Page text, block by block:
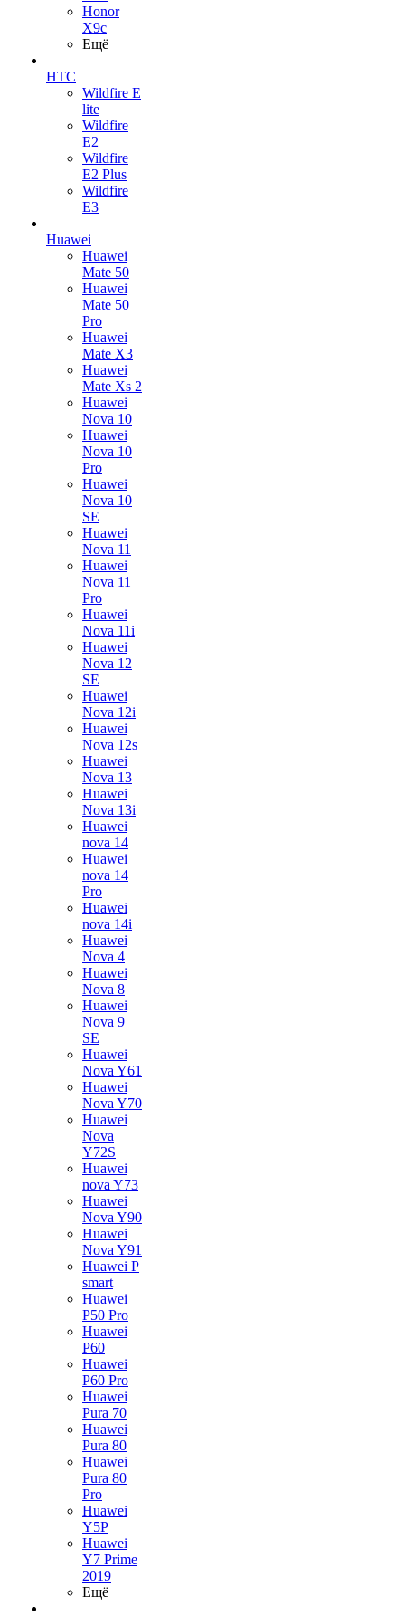
Honor
X9c
Ещё
HTC
Wildfire E
lite
Wildfire
E2
Wildfire
E2 Plus
Wildfire
E3
Huawei
Huawei
Mate 50
Huawei
Mate 50
Pro
Huawei
Mate X3
Huawei
Mate Xs 2
Huawei
Nova 10
Huawei
Nova 10
Pro
Huawei
Nova 10
SE
Huawei
Nova 11
Huawei
Nova 11
Pro
Huawei
Nova 11i
Huawei
Nova 12
SE
Huawei
Nova 12i
Huawei
Nova 12s
Huawei
Nova 13
Huawei
Nova 13i
Huawei
nova 14
Huawei
nova 14
Pro
Huawei
nova 14i
Huawei
Nova 4
Huawei
Nova 8
Huawei
Nova 9
SE
Huawei
Nova Y61
Huawei
Nova Y70
Huawei
Nova
Y72S
Huawei
nova Y73
Huawei
Nova Y90
Huawei
Nova Y91
Huawei P
smart
Huawei
P50 Pro
Huawei
P60
Huawei
P60 Pro
Huawei
Pura 70
Huawei
Pura 80
Huawei
Pura 80
Pro
Huawei
Y5P
Huawei
Y7 Prime
2019
Ещё